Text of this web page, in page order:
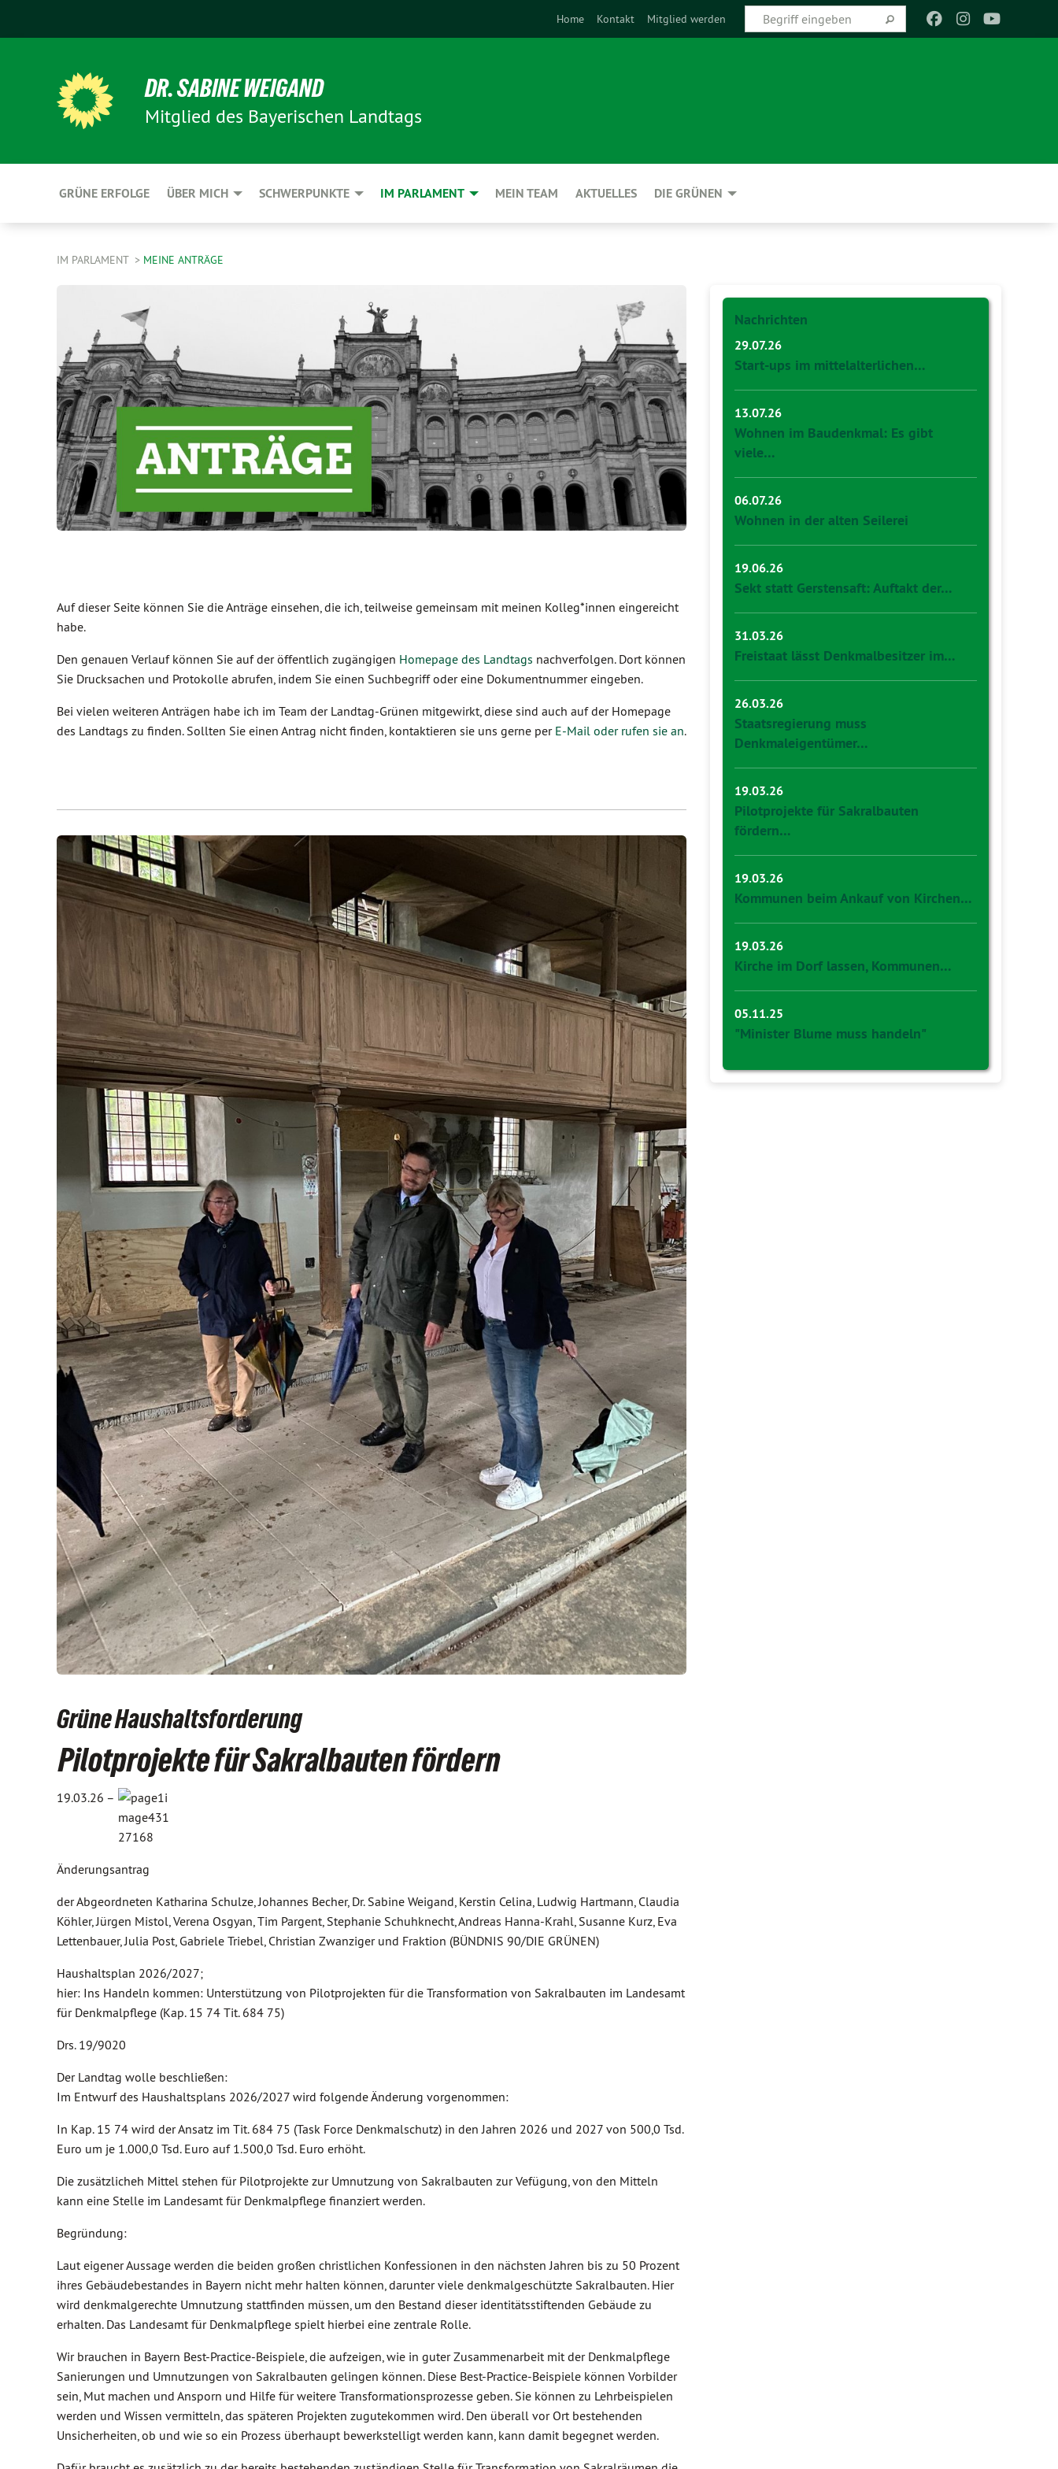
Home Kontakt Mitglied werden
DR. SABINE WEIGAND
Mitglied des Bayerischen Landtags
GRÜNE ERFOLGE ÜBER MICH SCHWERPUNKTE IM PARLAMENT MEIN TEAM AKTUELLES DIE GRÜNEN
IM PARLAMENT MEINE ANTRÄGE
Auf dieser Seite können Sie die Anträge einsehen, die ich, teilweise gemeinsam mit meinen Kolleg*innen eingereicht
habe.
Den genauen Verlauf können Sie auf der öffentlich zugängigen Homepage des Landtags nachverfolgen. Dort können
Sie Drucksachen und Protokolle abrufen, indem Sie einen Suchbegriff oder eine Dokumentnummer eingeben.
Bei vielen weiteren Anträgen habe ich im Team der Landtag-Grünen mitgewirkt, diese sind auch auf der Homepage
des Landtags zu finden. Sollten Sie einen Antrag nicht finden, kontaktieren sie uns gerne per E-Mail oder rufen sie an.
Grüne Haushaltsforderung
Pilotprojekte für Sakralbauten fördern
19.03.26 –
Änderungsantrag
der Abgeordneten Katharina Schulze, Johannes Becher, Dr. Sabine Weigand, Kerstin Celina, Ludwig Hartmann, Claudia
Köhler, Jürgen Mistol, Verena Osgyan, Tim Pargent, Stephanie Schuhknecht, Andreas Hanna-Krahl, Susanne Kurz, Eva
Lettenbauer, Julia Post, Gabriele Triebel, Christian Zwanziger und Fraktion (BÜNDNIS 90/DIE GRÜNEN)
Haushaltsplan 2026/2027;
hier: Ins Handeln kommen: Unterstützung von Pilotprojekten für die Transformation von Sakralbauten im Landesamt
für Denkmalpflege (Kap. 15 74 Tit. 684 75)
Drs. 19/9020
Der Landtag wolle beschließen:
Im Entwurf des Haushaltsplans 2026/2027 wird folgende Änderung vorgenommen:
In Kap. 15 74 wird der Ansatz im Tit. 684 75 (Task Force Denkmalschutz) in den Jahren 2026 und 2027 von 500,0 Tsd.
Euro um je 1.000,0 Tsd. Euro auf 1.500,0 Tsd. Euro erhöht.
Die zusätzlicheh Mittel stehen für Pilotprojekte zur Umnutzung von Sakralbauten zur Vefügung, von den Mitteln
kann eine Stelle im Landesamt für Denkmalpflege finanziert werden.
Begründung:
Laut eigener Aussage werden die beiden großen christlichen Konfessionen in den nächsten Jahren bis zu 50 Prozent
ihres Gebäudebestandes in Bayern nicht mehr halten können, darunter viele denkmalgeschützte Sakralbauten. Hier
wird denkmalgerechte Umnutzung stattfinden müssen, um den Bestand dieser identitätsstiftenden Gebäude zu
erhalten. Das Landesamt für Denkmalpflege spielt hierbei eine zentrale Rolle.
Wir brauchen in Bayern Best-Practice-Beispiele, die aufzeigen, wie in guter Zusammenarbeit mit der Denkmalpflege
Sanierungen und Umnutzungen von Sakralbauten gelingen können. Diese Best-Practice-Beispiele können Vorbilder
sein, Mut machen und Ansporn und Hilfe für weitere Transformationsprozesse geben. Sie können zu Lehrbeispielen
werden und Wissen vermitteln, das späteren Projekten zugutekommen wird. Den überall vor Ort bestehenden
Unsicherheiten, ob und wie so ein Prozess überhaupt bewerkstelligt werden kann, kann damit begegnet werden.
Nachrichten
29.07.26
Start-ups im mittelalterlichen…
13.07.26
Wohnen im Baudenkmal: Es gibt
viele…
06.07.26
Wohnen in der alten Seilerei
19.06.26
Sekt statt Gerstensaft: Auftakt der…
31.03.26
Freistaat lässt Denkmalbesitzer im…
26.03.26
Staatsregierung muss
Denkmaleigentümer…
19.03.26
Pilotprojekte für Sakralbauten
fördern…
19.03.26
Kommunen beim Ankauf von Kirchen…
19.03.26
Kirche im Dorf lassen, Kommunen…
05.11.25
"Minister Blume muss handeln"